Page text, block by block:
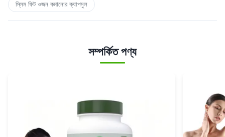
স্লিম ফিট ওজন কমানোর ক্যাপসুল
সম্পর্কিত পণ্য